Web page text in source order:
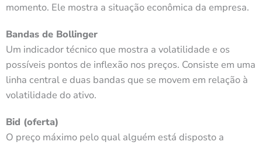
momento. Ele mostra a situação econômica da empresa.
Bandas de Bollinger
Um indicador técnico que mostra a volatilidade e os
possíveis pontos de inflexão nos preços. Consiste em uma
linha central e duas bandas que se movem em relação à
volatilidade do ativo.
Bid (oferta)
O preço máximo pelo qual alguém está disposto a